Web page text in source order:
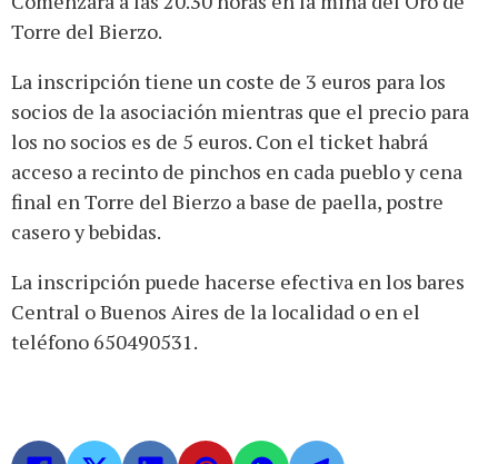
Torre del Bierzo.
La inscripción tiene un coste de 3 euros para los
socios de la asociación mientras que el precio para
los no socios es de 5 euros. Con el ticket habrá
acceso a recinto de pinchos en cada pueblo y cena
final en Torre del Bierzo a base de paella, postre
casero y bebidas.
La inscripción puede hacerse efectiva en los bares
Central o Buenos Aires de la localidad o en el
teléfono 650490531.